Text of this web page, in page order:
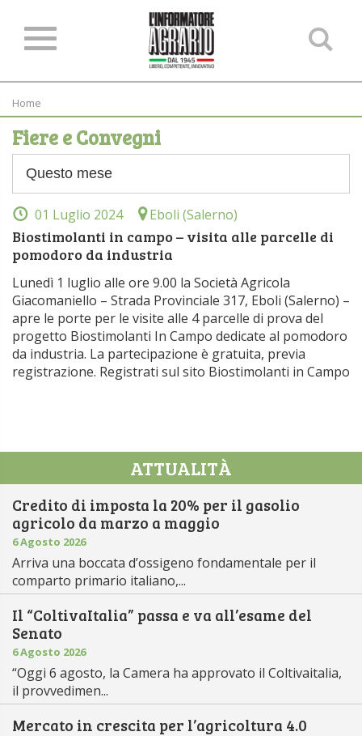
Home
Fiere e Convegni
01 Luglio 2024 Eboli (Salerno)
Biostimolanti in campo – visita alle parcelle di
pomodoro da industria
Lunedì 1 luglio alle ore 9.00 la Società Agricola
Giacomaniello – Strada Provinciale 317, Eboli (Salerno) –
apre le porte per le visite alle 4 parcelle di prova del
progetto Biostimolanti In Campo dedicate al pomodoro
da industria. La partecipazione è gratuita, previa
registrazione. Registrati sul sito Biostimolanti in Campo
ATTUALITÀ
Credito di imposta la 20% per il gasolio
agricolo da marzo a maggio
6 Agosto 2026
Arriva una boccata d’ossigeno fondamentale per il
comparto primario italiano,...
Il “ColtivaItalia” passa e va all’esame del
Senato
6 Agosto 2026
“Oggi 6 agosto, la Camera ha approvato il Coltivaitalia,
il provvedimen...
Mercato in crescita per l’agricoltura 4.0